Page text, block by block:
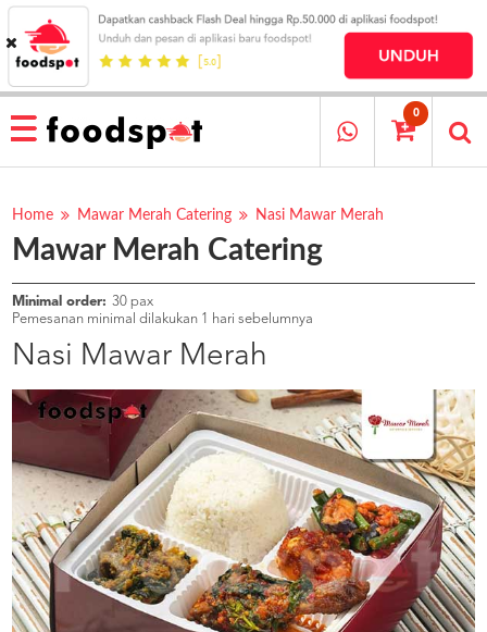
HOME
MENU
RESTAURANT
PESAN
OUR
COMPANY
KATA
MEREKA
KATALOG
LOYALTY
PROGRAM
ABOUT
CATERERS
BLOG
TERMS
&
CONDITIONS
0
Home Mawar Merah Catering Nasi Mawar Merah
Mawar Merah Catering
Minimal order: 30 pax
Pemesanan minimal dilakukan 1 hari sebelumnya
Nasi Mawar Merah